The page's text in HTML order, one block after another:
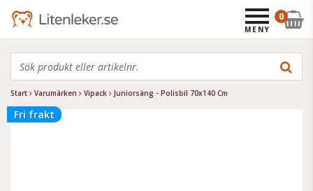
Start Varumärken Vipack Juniorsäng - Polisbil 70x140 Cm
Fri frakt
0
MENY